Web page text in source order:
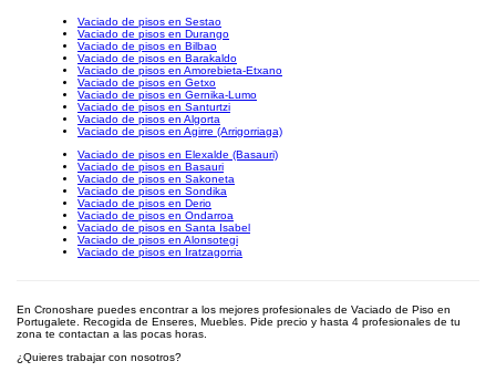
Vaciado de pisos en Sestao
Vaciado de pisos en Durango
Vaciado de pisos en Bilbao
Vaciado de pisos en Barakaldo
Vaciado de pisos en Amorebieta-Etxano
Vaciado de pisos en Getxo
Vaciado de pisos en Gernika-Lumo
Vaciado de pisos en Santurtzi
Vaciado de pisos en Algorta
Vaciado de pisos en Agirre (Arrigorriaga)
Vaciado de pisos en Elexalde (Basauri)
Vaciado de pisos en Basauri
Vaciado de pisos en Sakoneta
Vaciado de pisos en Sondika
Vaciado de pisos en Derio
Vaciado de pisos en Ondarroa
Vaciado de pisos en Santa Isabel
Vaciado de pisos en Alonsotegi
Vaciado de pisos en Iratzagorria
En Cronoshare puedes encontrar a los mejores profesionales de Vaciado de Piso en
Portugalete. Recogida de Enseres, Muebles. Pide precio y hasta 4 profesionales de tu
zona te contactan a las pocas horas.
¿Quieres trabajar con nosotros?